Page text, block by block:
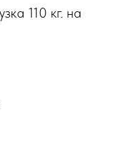
110 кг. на